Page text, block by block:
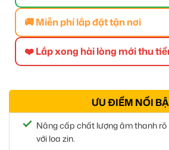
🚚 Miễn phí lắp đặt tận nơi
❤️ Lắp xong hài lòng mới thu
ƯU ĐIỂM NỔI
Nâng cấp chất lượng âm thanh rõ
với loa zin.